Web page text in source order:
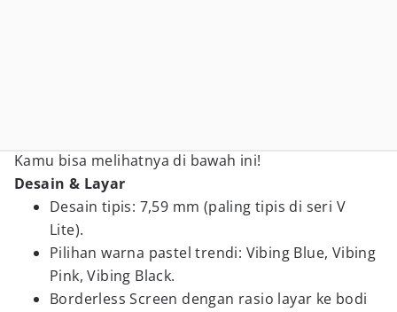
Kamu bisa melihatnya di bawah ini!
Desain & Layar
Desain tipis: 7,59 mm (paling tipis di seri V
Lite).
Pilihan warna pastel trendi: Vibing Blue, Vibing
Pink, Vibing Black.
Borderless Screen dengan rasio layar ke bodi